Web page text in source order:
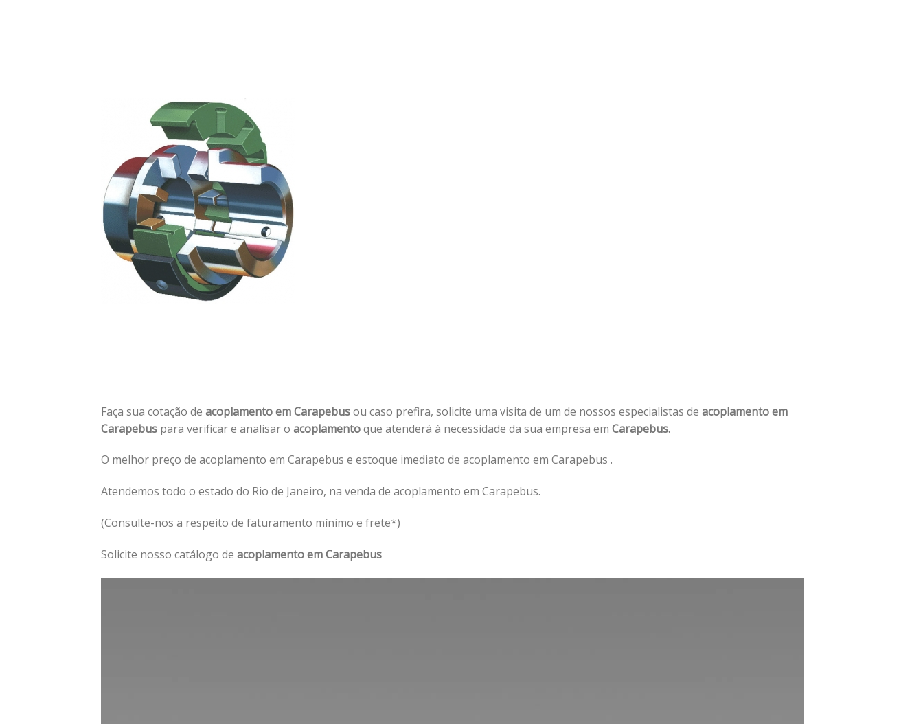
Faça sua cotação de acoplamento em Carapebusou caso prefira, solicite uma visita de um de nossos especialistas de acoplamento em
Carapebus para verificar e analisar o acoplamentoque atenderá à necessidade da sua empresa em Carapebus.
O melhor preço de acoplamento em Carapebus e estoque imediato de acoplamento em Carapebus .
Atendemos todo o estado do Rio de Janeiro, na venda de acoplamento em Carapebus.
(Consulte-nos a respeito de faturamento mínimo e frete*)
Solicite nosso catálogo de acoplamento em Carapebus